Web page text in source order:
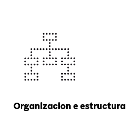
Organizacion e estructura